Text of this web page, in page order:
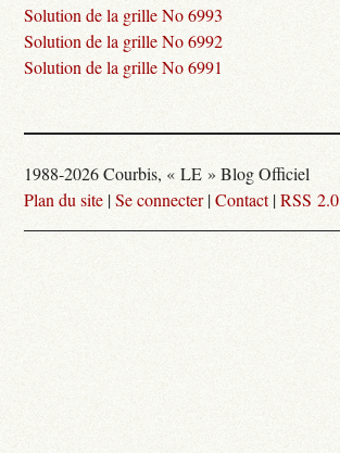
Solution de la grille No 6993
Solution de la grille No 6992
Solution de la grille No 6991
1988-2026 Courbis, « LE » Blog Officiel
Plan du site |Se connecter|Contact|RSS 2.0